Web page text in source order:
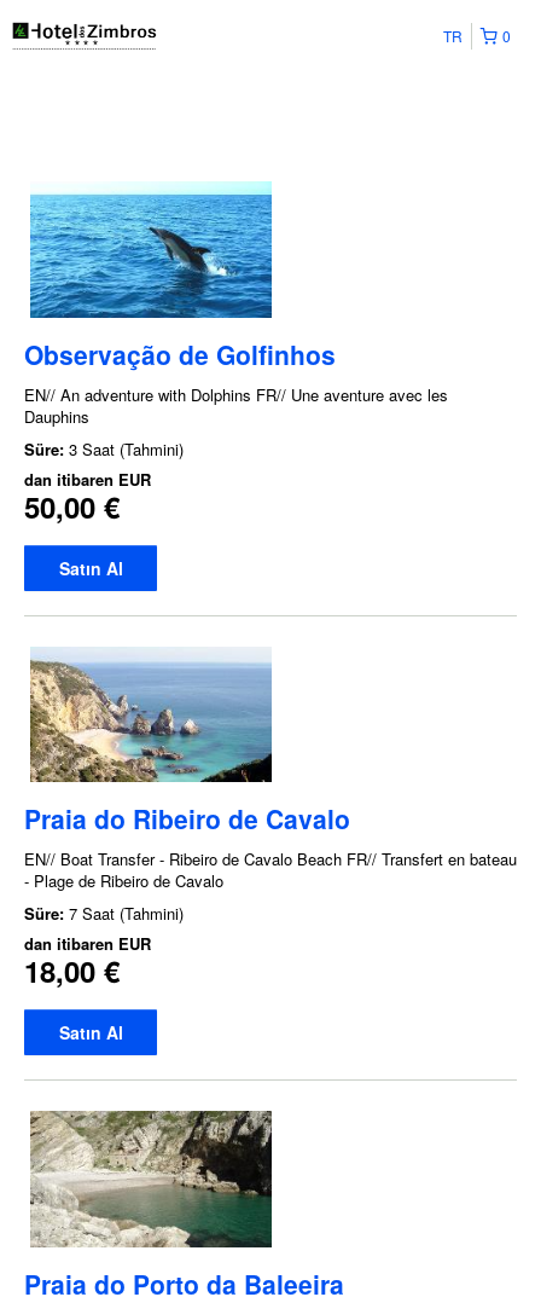
0
TR
Observação de Golfinhos
EN// An adventure with Dolphins FR// Une aventure avec les
Dauphins
Süre: 3 Saat (Tahmini)
dan itibaren EUR
50,00 €
Satın Al
Praia do Ribeiro de Cavalo
EN// Boat Transfer - Ribeiro de Cavalo Beach FR// Transfert en bateau
- Plage de Ribeiro de Cavalo
Süre: 7 Saat (Tahmini)
dan itibaren EUR
18,00 €
Satın Al
Praia do Porto da Baleeira